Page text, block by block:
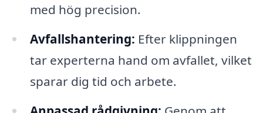
med hög precision.
Avfallshantering: Efter klippningen
tar experterna hand om avfallet, vilket
sparar dig tid och arbete.